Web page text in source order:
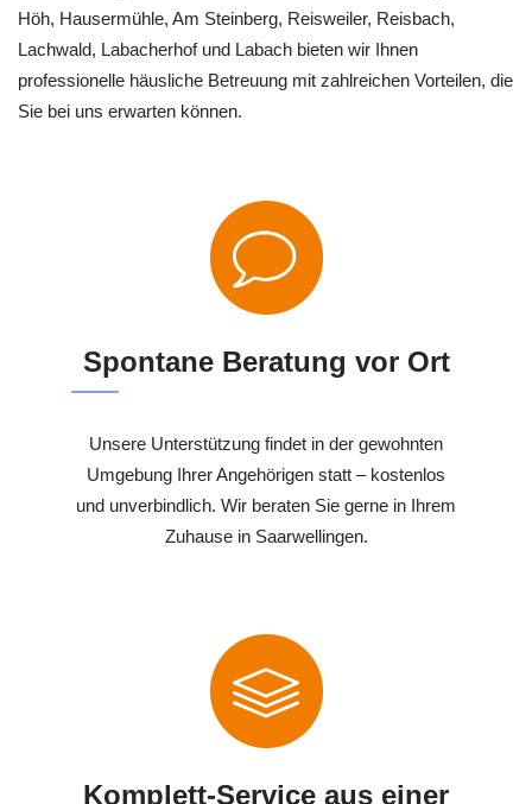
Höh, Hausermühle, Am Steinberg, Reisweiler, Reisbach,
Lachwald, Labacherhof und Labach bieten wir Ihnen
professionelle häusliche Betreuung mit zahlreichen Vorteilen, die
Sie bei uns erwarten können.
Spontane Beratung vor Ort
Unsere Unterstützung findet in der gewohnten
Umgebung Ihrer Angehörigen statt – kostenlos
und unverbindlich. Wir beraten Sie gerne in Ihrem
Zuhause in Saarwellingen.
Komplett-Service aus einer